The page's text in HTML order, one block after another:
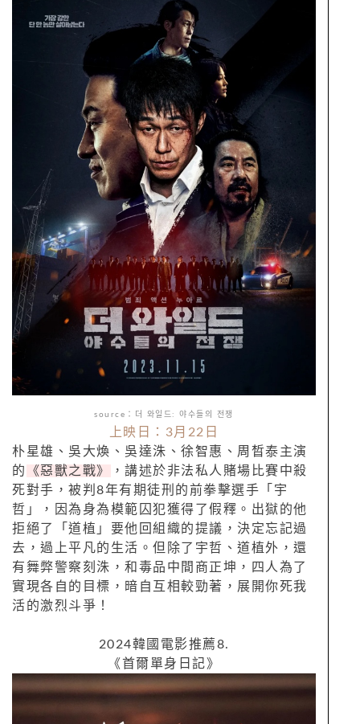
source：더 와일드: 야수들의 전쟁
上映日：3月22日
朴星雄、吳大煥、吳達洙、徐智惠、周晳泰主演
的
《惡獸之戰》
，講述於非法私人賭場比賽中殺
死對手，被判8年有期徒刑的前拳擊選手「宇
哲」，因為身為模範囚犯獲得了假釋。出獄的他
拒絕了「道植」要他回組織的提議，決定忘記過
去，過上平凡的生活。但除了宇哲、道植外，還
有舞弊警察刻洙，和毒品中間商正坤，四人為了
實現各自的目標，暗自互相較勁著，展開你死我
活的激烈斗爭！
2024韓國電影推薦8.
《首爾單身日記》